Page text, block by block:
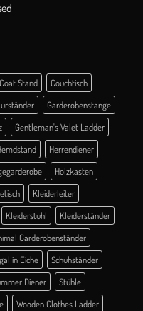
Coat Stand
Couchtisch
Garderobenstange
Gentleman's Valet Ladder
Herrendiener
Holzkasten
Kleiderleiter
Kleiderstuhl
Kleiderständer
Garderobenständer
in Eiche
Schuhständer
Diener
Stühle
Wooden Clothes Ladder